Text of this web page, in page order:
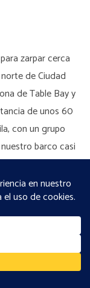
zarpar cerca
de Ciudad
de Table Bay y
de unos 60
con un grupo
barco casi